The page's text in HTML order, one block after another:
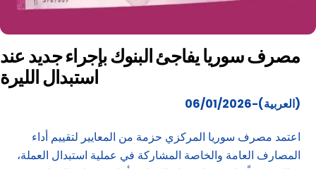
مصرف سوريا يفاجئ البنوك بإجراء جديد عند
استبدال الليرة
(العربية)-06/01/2026
اعتمد مصرف سوريا المركزي حزمة من المعايير لتقييم أداء
المصارف العامة والخاصة المشاركة في عملية استبدال العملة،